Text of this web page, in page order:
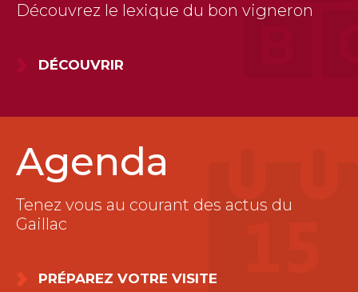
Découvrez le lexique du bon vigneron
DÉCOUVRIR
Agenda
Tenez vous au courant des actus du
Gaillac
PRÉPAREZ VOTRE VISITE